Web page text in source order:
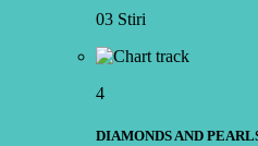
03 Stiri
4
DIAMONDS AND